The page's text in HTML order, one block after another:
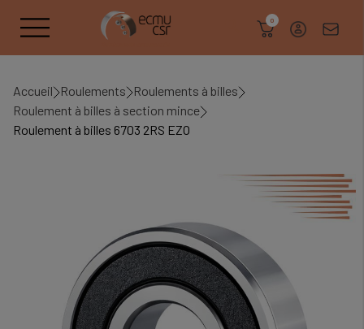
0
Accueil Roulements
Roulements à billes
Roulement à billes à section mince
Roulement à billes 6703 2RS EZO